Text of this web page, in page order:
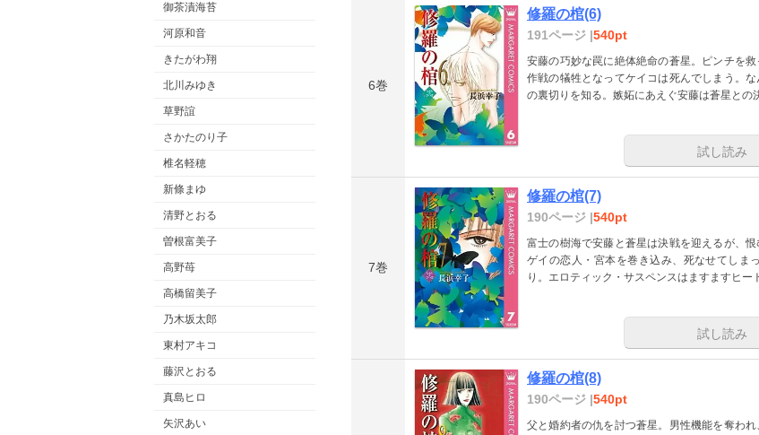
御茶漬海苔
河原和音
きたがわ翔
北川みゆき
草野誼
さかたのり子
椎名軽穂
新條まゆ
清野とおる
曽根富美子
高野苺
高橋留美子
乃木坂太郎
東村アキコ
藤沢とおる
真島ヒロ
矢沢あい
6巻
修羅の棺(6)
191ページ |540pt
安藤の巧妙な罠に絶体絶命の蒼星。ピンチを
作戦の犠牲となってケイコは死んでしまう。
の裏切りを知る。嫉妬にあえぐ安藤は蒼星との
試し読み
7巻
修羅の棺(7)
190ページ |540pt
富士の樹海で安藤と蒼星は決戦を迎えるが、
ゲイの恋人・宮本を巻き込み、死なせてしま
り。エロティック・サスペンスはますますヒー
試し読み
修羅の棺(8)
190ページ |540pt
父と婚約者の仇を討つ蒼星。男性機能を奪わ